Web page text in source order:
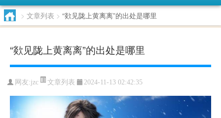
> 文章列表 > “欻见陇上黄离离”的出处是哪里
“欻见陇上黄离离”的出处是哪里
网友:jzc 文章列表 2024-11-13 02:42:35